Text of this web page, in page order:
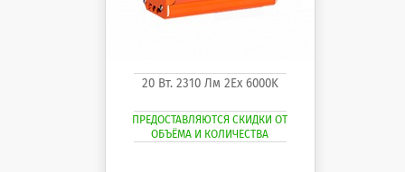
20 Вт. 2310 Лм 2Ех 6000K
ПРЕДОСТАВЛЯЮТСЯ СКИДКИ ОТ
ОБЪЁМА И КОЛИЧЕСТВА